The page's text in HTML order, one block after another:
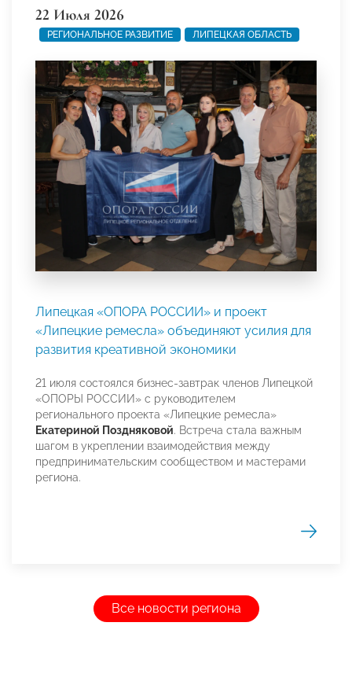
22 Июля 2026
РЕГИОНАЛЬНОЕ РАЗВИТИЕ ЛИПЕЦКАЯ ОБЛАСТЬ
Липецкая «ОПОРА РОССИИ» и проект
«Липецкие ремесла» объединяют усилия для
развития креативной экономики
21 июля состоялся бизнес-завтрак членов Липецкой
«ОПОРЫ РОССИИ» с руководителем
регионального проекта «Липецкие ремесла»
Екатериной Поздняковой. Встреча стала важным
шагом в укреплении взаимодействия между
предпринимательским сообществом и мастерами
региона.
Все новости региона